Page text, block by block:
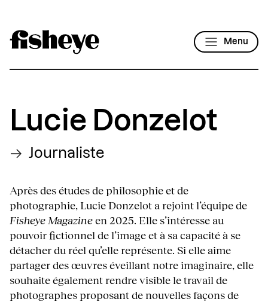
Menu
Lucie Donzelot
Journaliste
Après des études de philosophie et de
photographie, Lucie Donzelot a rejoint l’équipe de
Fisheye Magazineen 2025. Elle s’intéresse au
pouvoir fictionnel de l’image et à sa capacité à se
détacher du réel qu’elle représente. Si elle aime
partager des œuvres éveillant notre imaginaire, elle
souhaite également rendre visible le travail de
photographes proposant de nouvelles façons de